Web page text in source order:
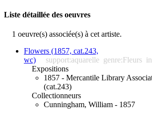
Liste détaillée des oeuvres
1 oeuvre(s) associée(s) à cet artiste.
Flowers (1857, cat.243,
wc)
support:aquarelle genre:Fleurs
Expositions
1857 - Mercantile Library
(cat.243)
Collectionneurs
Cunningham, William - 1857